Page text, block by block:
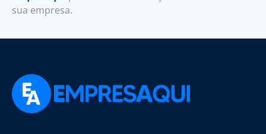
sua empresa.